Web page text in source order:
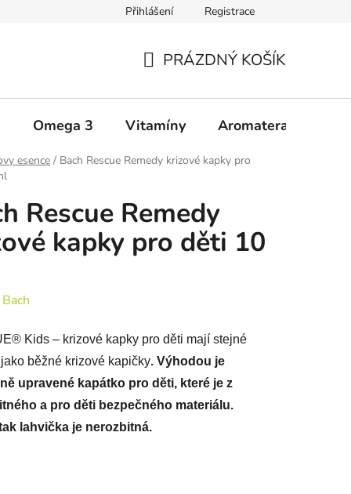
Zásady ochrany osobních údajů Upozornění
Přihlášení Registrace
KOŠÍK
PRÁZDNÝ KOŠÍK
Omega 3 Vitamíny Aromaterapie
esence / Bach Rescue Remedy krizové kapky pro
Rescue Remedy
kapky pro děti 10
Bach
Kids – krizové kapky pro děti mají stejné
běžné krizové kapičky. Výhodou je
upravené kapátko pro děti, které je z
a pro děti bezpečného materiálu.
lahvička je nerozbitná.